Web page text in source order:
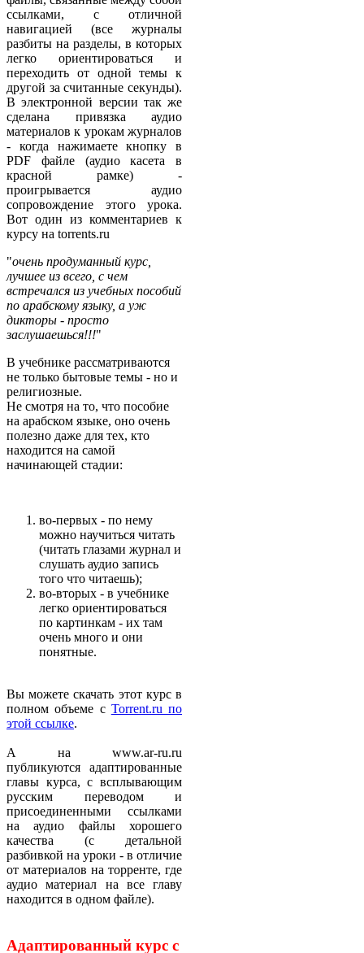
ссылками, с отличной
навигацией (все журналы
разбиты на разделы, в которых
легко ориентироваться и
переходить от одной темы к
другой за считанные секунды).
В электронной версии так же
сделана привязка аудио
материалов к урокам журналов
- когда нажимаете кнопку в
PDF файле (аудио касета в
красной рамке) -
проигрывается аудио
сопровождение этого урока.
Вот один из комментариев к
курсу на torrents.ru
"очень продуманный курс,
лучшее из всего, с чем
встречался из учебных пособий
по арабскому языку, а уж
дикторы - просто
заслушаешься!!!"
В учебнике рассматриваются
не только бытовые темы - но и
религиозные.
Не смотря на то, что пособие
на арабском языке, оно очень
полезно даже для тех, кто
находится на самой
начинающей стадии:
во-первых - по нему
можно научиться читать
(читать глазами журнал и
слушать аудио запись
того что читаешь);
во-вторых - в учебнике
легко ориентироваться
по картинкам - их там
очень много и они
понятные.
Вы можете скачать этот курс в
полном объеме с Torrent.ru по
этой ссылке.
А на www.ar-ru.ru
публикуются адаптированные
главы курса, с всплывающим
русским переводом и
присоединенными ссылками
на аудио файлы хорошего
качества (с детальной
разбивкой на уроки - в отличие
от материалов на торренте, где
аудио материал на все главу
находится в одном файле).
Адаптированный курс с